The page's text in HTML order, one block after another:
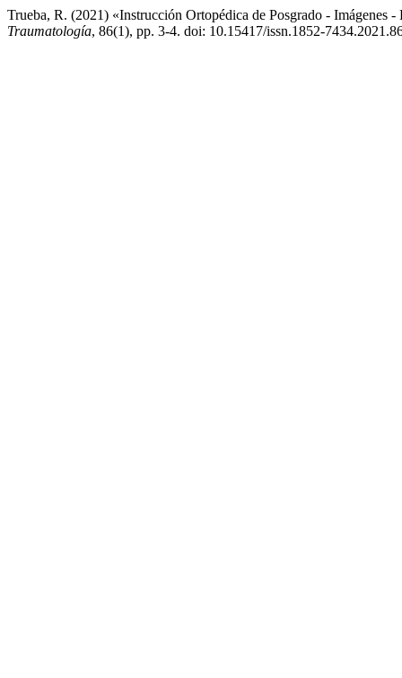
Trueba, R. (2021) «Instrucción Ortopédica de Posgrado - Imágenes -
Traumatología, 86(1), pp. 3-4. doi: 10.15417/issn.1852-